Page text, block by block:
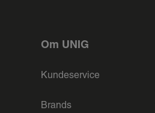
Om UNIG
Kundeservice
Brands